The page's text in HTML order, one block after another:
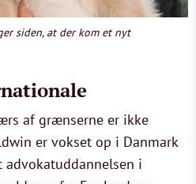
siden, at der kom et nyt
af grænserne er ikke
er vokset op i Danmark
i